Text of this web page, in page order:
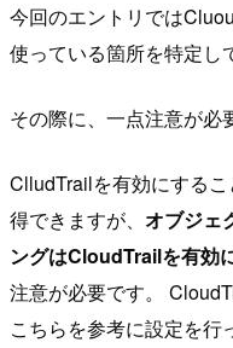
今回のエントリでは
使っている箇所を特定し
その際に、一点注意が必
ClludTrailを有効にする
得できますが、 オブジェ
ングはCloudTrailを有効
注意が必要です。
こちらを参考に設定を行